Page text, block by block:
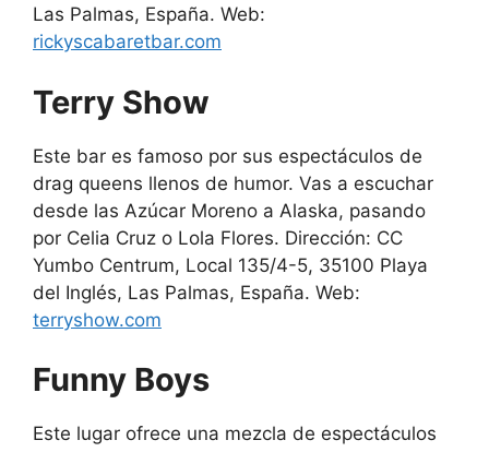
Las Palmas, España. Web:
rickyscabaretbar.com
Terry Show
Este bar es famoso por sus espectáculos de
drag queens llenos de humor. Vas a escuchar
desde las Azúcar Moreno a Alaska, pasando
por Celia Cruz o Lola Flores. Dirección: CC
Yumbo Centrum, Local 135/4-5, 35100 Playa
del Inglés, Las Palmas, España. Web:
terryshow.com
Funny Boys
Este lugar ofrece una mezcla de espectáculos